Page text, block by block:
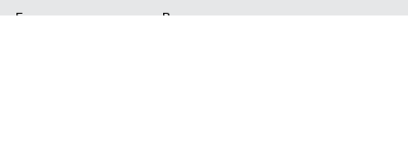
Безопасная сделка Вопрос-ответ